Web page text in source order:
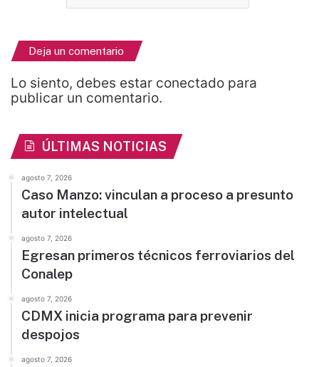
Deja un comentario
Lo siento, debes estar conectado para
publicar un comentario.
ÚLTIMAS NOTICIAS
agosto 7, 2026
Caso Manzo: vinculan a proceso a presunto
autor intelectual
agosto 7, 2026
Egresan primeros técnicos ferroviarios del
Conalep
agosto 7, 2026
CDMX inicia programa para prevenir
despojos
agosto 7, 2026